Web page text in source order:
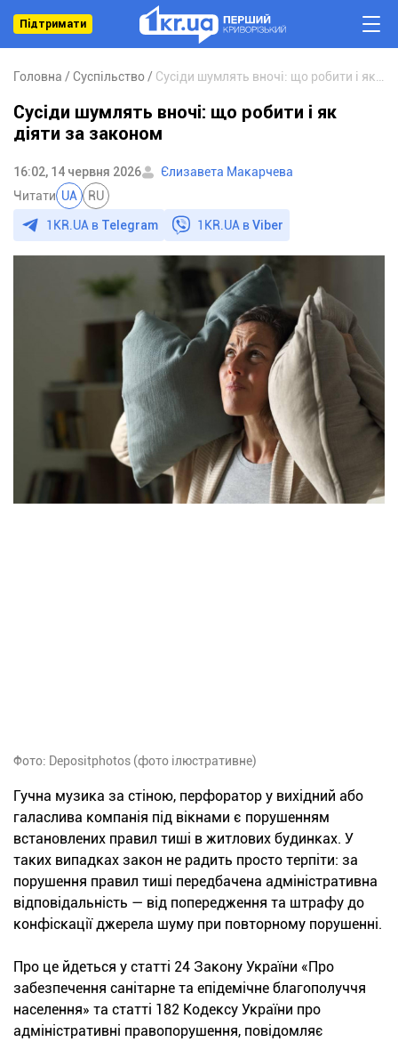
Підтримати
Головна Суспільство
Сусіди шумлять вночі: що робити і як
діяти за законом
16:02, 14 червня 2026
Єлизавета Макарчева
Читати UA RU
1KR.UA в Telegram 1KR.UA вViber
Фото: Depositphotos (фото ілюстративне)
Гучна музика за стіною, перфоратор у вихідний або
галаслива компанія під вікнами є порушенням
встановлених правил тиші в житлових будинках. У
таких випадках закон не радить просто терпіти: за
порушення правил тиші передбачена адміністративна
відповідальність — від попередження та штрафу до
конфіскації джерела шуму при повторному порушенні.
Про це йдеться у статті 24 Закону України «Про
забезпечення санітарне та епідемічне благополуччя
населення» та статті 182 Кодексу України про
адміністративні правопорушення, повідомляє